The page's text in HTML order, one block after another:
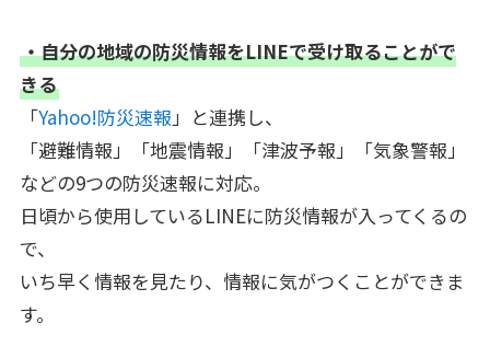
・自分の地域の防災情報をLINEで受け取ることがで
きる
「Yahoo!防災速報」と連携し、
「避難情報」「地震情報」「津波予報」「気象警報」
などの9つの防災速報に対応。
日頃から使用しているLINEに防災情報が入ってくるの
で、
いち早く情報を見たり、情報に気がつくことができま
す。